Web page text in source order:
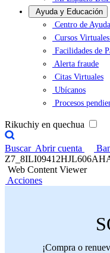
Ayuda y Educación
Centro de Ayuda
Cursos
Facilidades de
Alerta fraude
Citas Virtuales
Ubícanos
Procesos
Rikuchiy en quechua
Buscar Abrir cuenta
Web Content Viewer
Acciones
¡Compra o